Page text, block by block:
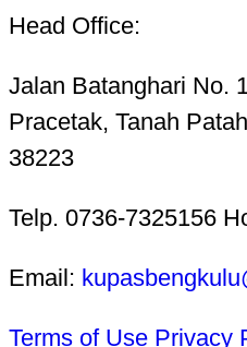
Head Office:
Jalan Batanghari No.
Pracetak, Tanah
38223
Telp. 0736-7325156
Email:
Terms of Use Privacy